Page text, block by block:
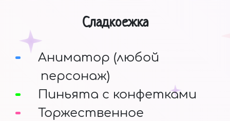
Сладкоежка
Аниматор (любой
персонаж)
Пиньята с конфетками
Торжественное